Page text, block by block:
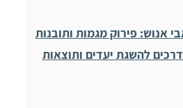
אנוש: פירוק מגמות ותובנות
להשגת יעדים ותוצאות